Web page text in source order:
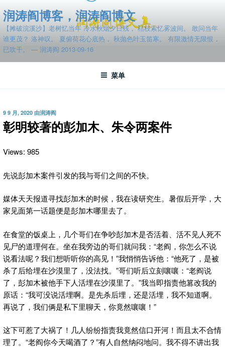
至
容
润涛阎博客，润涛阎博文
【摊破浣溪沙】老树忆当年 冷水秋烟夕日残， 枯枝索忆雾波间。 敢问当年
谁更茂？ 洛神叹。 夏俯荷花心底热， 秋抛色叶玉笛寒。 有限激情无限恨，
已吹干。 — 润涛阎 2013-09-16
菜单
发
布
于
9 9 月, 2020 由润涛阎
彰明较著的彭加木、朱令两案件
Views: 985
先说彭加木案件引发的我与哥们之间的不快。
媒体天天报道寻找彭加木的时候，我在读研究生。暑假后开学，大
家见面第一话题便是彭加木哪里去了。
在食堂的饭桌上，几个哥们在争吵彭加木是否活着、活不见人死不
见尸的道理何在。坐在我旁边的哥们就问我：“老阎，你怎么不说
说看法呢？我们想听听你的高见！”我悄悄告诉他：“他死了，是被
杀了后给埋在沙漠里了，没法找。”哥们听后立刻嚷嚷：“老阎说
了，彭加木被他手下人活埋在沙漠里了。”我当即指责他篡改我的
原话：“我可没说活埋啊。是先杀后埋，还是活埋，我不知道啊。
再说了，我们俩是私下里聊天，你竟然嚷嚷！”
这下可惹了大祸了！几人纷纷指责我竟然信口开河！而且太不合情
理了。“老阎你今天喝酒了？”有人自然纳闷地问。我不得不讲出我